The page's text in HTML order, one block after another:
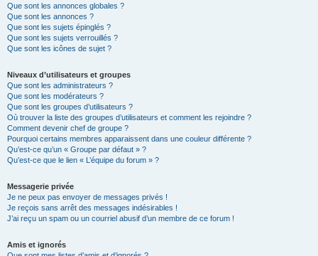
Que sont les annonces globales ?
Que sont les annonces ?
Que sont les sujets épinglés ?
Que sont les sujets verrouillés ?
Que sont les icônes de sujet ?
Niveaux d’utilisateurs et groupes
Que sont les administrateurs ?
Que sont les modérateurs ?
Que sont les groupes d’utilisateurs ?
Où trouver la liste des groupes d’utilisateurs et comment les rejoindre ?
Comment devenir chef de groupe ?
Pourquoi certains membres apparaissent dans une couleur différente ?
Qu’est-ce qu’un « Groupe par défaut » ?
Qu’est-ce que le lien « L’équipe du forum » ?
Messagerie privée
Je ne peux pas envoyer de messages privés !
Je reçois sans arrêt des messages indésirables !
J’ai reçu un spam ou un courriel abusif d’un membre de ce forum !
Amis et ignorés